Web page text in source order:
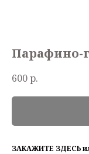
Парафино-
600р.
ЗАКАЖИТЕ ЗДЕСЬ